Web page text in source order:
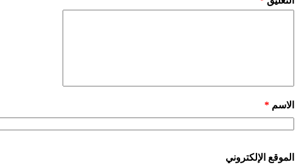
الاسم *
الموقع الإلكتروني